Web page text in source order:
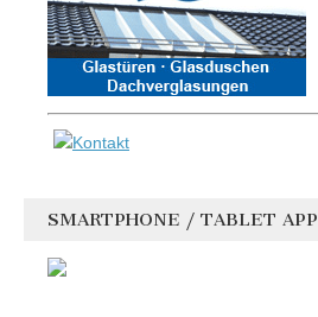
SMARTPHONE / TABLET APP